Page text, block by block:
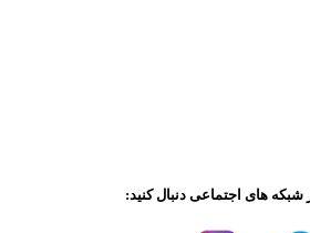
شبکه های اجتماعی دنبال کنید: